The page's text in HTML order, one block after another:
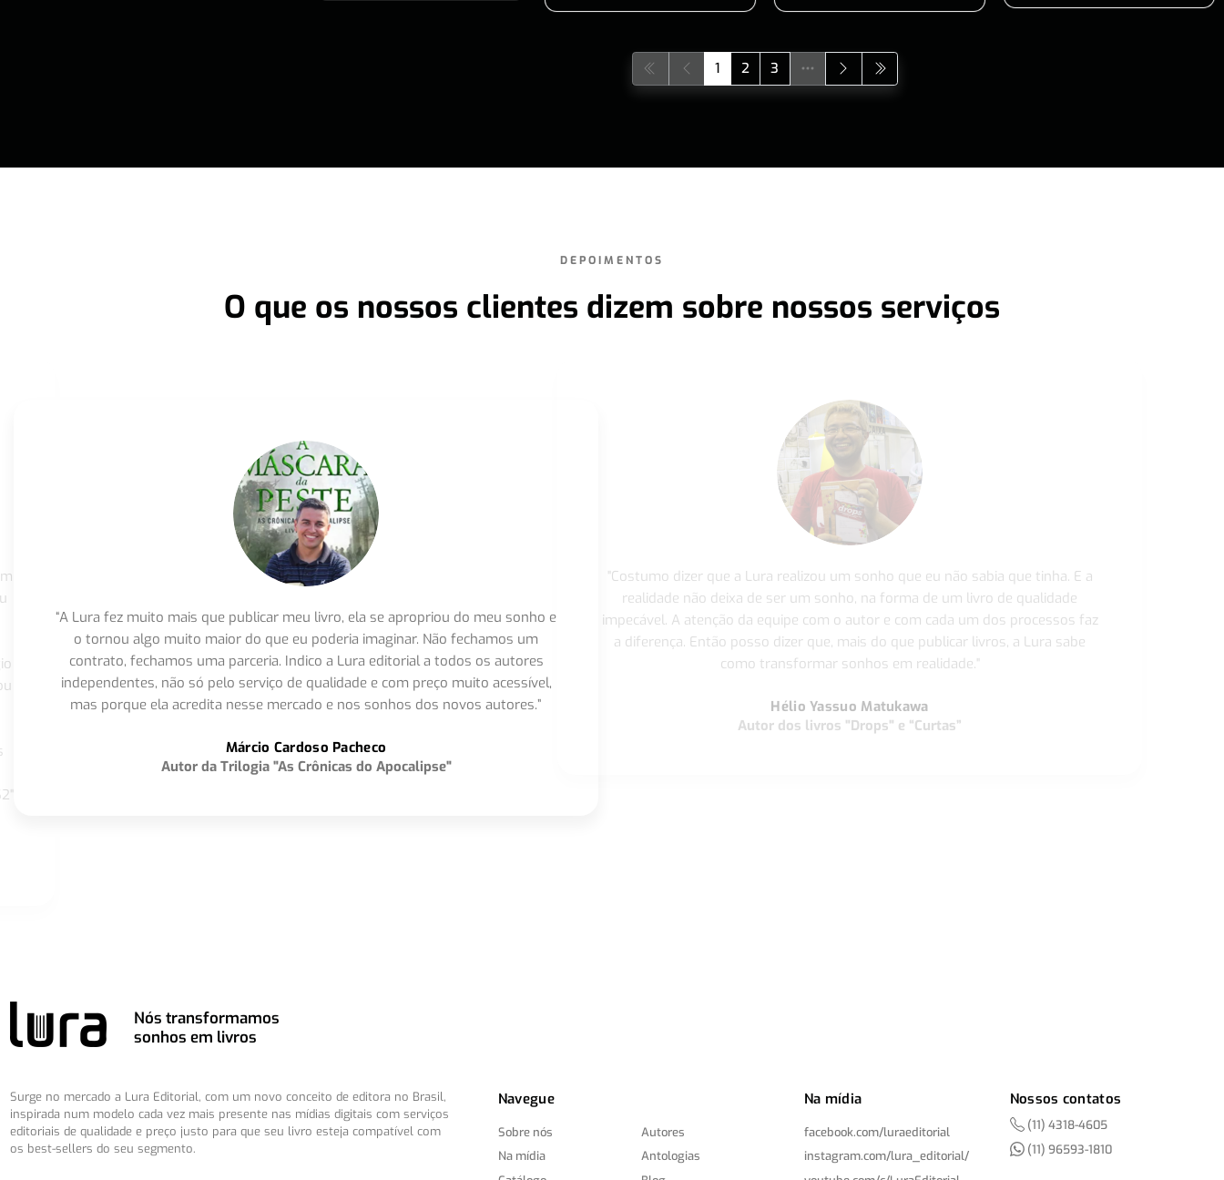
1 2 3
DEPOIMENTOS
O que os nossos clientes dizem sobre nossos serviços
“A Lura fez muito mais que publicar meu livro, ela se apropriou do meu sonho e
o tornou algo muito maior do que eu poderia imaginar. Não fechamos um
contrato, fechamos uma parceria. Indico a Lura editorial a todos os autores
independentes, não só pelo serviço de qualidade e com preço muito acessível,
mas porque ela acredita nesse mercado e nos sonhos dos novos autores.”
Márcio Cardoso Pacheco
Autor da Trilogia "As Crônicas do Apocalipse"
"Costumo dizer que a Lura realizou um sonho que eu não sabia que tinha. E a
realidade não deixa de ser um sonho, na forma de um livro de qualidade
impecável. A atenção da equipe com o autor e com cada um dos processos faz
a diferença. Então posso dizer que, mais do que publicar livros, a Lura sabe
como transformar sonhos em realidade."
Hélio Yassuo Matukawa
Autor dos livros "Drops" e “Curtas”
Nós transformamos
sonhos em livros
Surge no mercado a Lura Editorial, com um novo conceito de editora no Brasil,
inspirada num modelo cada vez mais presente nas mídias digitais com serviços
editoriais de qualidade e preço justo para que seu livro esteja compatível com
os best-sellers do seu segmento.
Navegue
Sobre nós
Na mídia
Autores
Antologias
Na mídia
facebook.com/luraeditorial
instagram.com/lura_editorial/
Nossos contatos
(11) 4318-4605
(11) 96593-1810